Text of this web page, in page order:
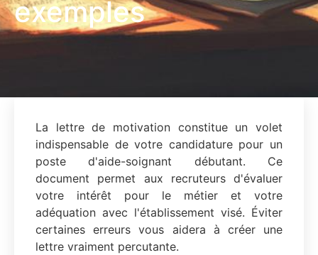
exemples
La lettre de motivation constitue un volet
indispensable de votre candidature pour un
poste d'aide-soignant débutant. Ce
document permet aux recruteurs d'évaluer
votre intérêt pour le métier et votre
adéquation avec l'établissement visé. Éviter
certaines erreurs vous aidera à créer une
lettre vraiment percutante.